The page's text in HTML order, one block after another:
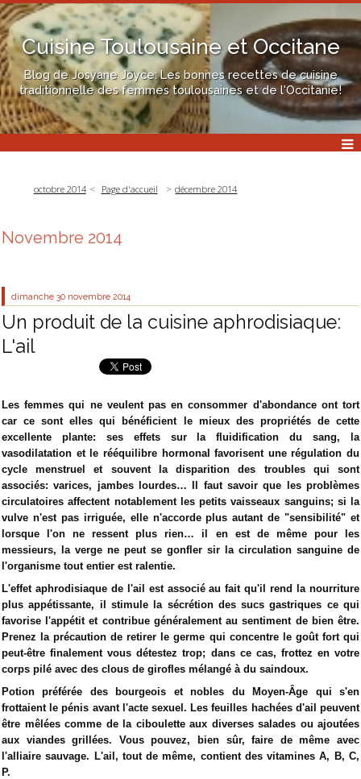
Cuisine Toulousaine et Occitane
Blog de Josyane Joyce: Les bonnes recettes de cuisine
traditionnelle des femmes toulousaines et de l'Occitanie!
octobre 2014 Page d'accueil décembre 2014
Novembre 2014
dimanche 30 novembre 2014
Un produit de la cuisine aphrodisiaque:
L'ail
Les femmes qui ne veulent pas en consommer d'abondance ont tort
car ce sont elles qui bénéficient le mieux des propriétés de cette
excellente plante: ses effets sur la fluidification du sang, la
vasodilatation et le rééquilibre hormonal favorisent une régulation du
cycle menstruel et souvent la disparition des troubles qui sont
associés: varices, jambes lourdes… Il faut savoir que les problèmes
circulatoires affectent notablement les petits vaisseaux sanguins; si la
vulve n'est pas irriguée, elle n'accorde plus autant de "sensibilité" et
lorsque l'on ne ressent plus rien… il en est de même pour les
messieurs, la verge ne peut se gonfler sir la circulation sanguine de
l'organisme tout entier est ralentie.
L'effet aphrodisiaque de l'ail est associé au fait qu'il rend la nourriture
plus appétissante, il stimule la sécrétion des sucs gastriques ce qui
favorise l'appétit et contribue généralement au sentiment de bien être.
Prenez la précaution de retirer le germe qui concentre le goût fort qui
peut-être finalement vous détestez trop; dans ce cas, frottez en votre
corps pilé avec des clous de girofles mélangé à du saindoux.
Potion préférée des bourgeois et nobles du Moyen-Âge qui s'en
frottaient le pénis avant l'acte sexuel. Les feuilles hachées d'ail peuvent
être mêlées comme de la ciboulette aux diverses salades ou ajoutées
aux viandes grillées. Vous pouvez, bien sûr, faire de même avec
l'alliaire sauvage. L'ail, tout de même, contient des vitamines A, B, C,
P.